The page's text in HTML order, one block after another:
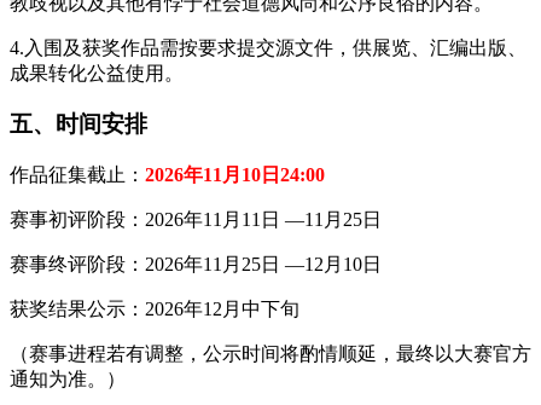
4.入围及获奖作品需按要求提交源文件，供展览、汇编出版、
成果转化公益使用。
五、时间安排
作品征集截止： 2026年11月10日24:00
赛事初评阶段：2026年11月11日 —11月25日
赛事终评阶段：2026年11月25日 —12月10日
获奖结果公示：2026年12月中下旬
（赛事进程若有调整，公示时间将酌情顺延，最终以大赛官方
通知为准。）